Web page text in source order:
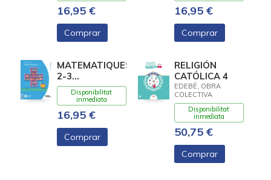
16,95 €
Comprar
16,95 €
Comprar
MATEMATIQUES
2-3
CONSTRUINT
MONS
Disponibilitat
inmediata
16,95 €
Comprar
RELIGIÓN
CATÓLICA 4
EDEBÉ, OBRA
COLECTIVA
Disponibilitat
inmediata
50,75 €
Comprar